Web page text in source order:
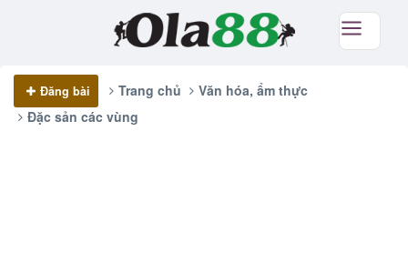
Đăng bài Trang chủ
Văn hóa, ẩm thực
Đặc sản các vùng